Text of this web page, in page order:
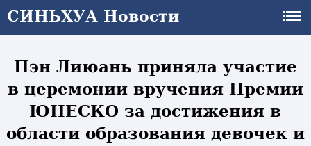
СИНЬХУА Новости
Пэн Лиюань приняла участие
в церемонии вручения Премии
ЮНЕСКО за достижения в
области образования девочек и